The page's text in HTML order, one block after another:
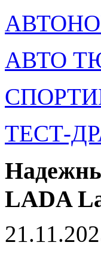
АВТО
ТЕСТ-
LADA